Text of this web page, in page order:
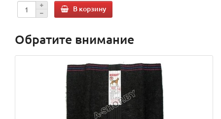
В корзину
Обратите внимание